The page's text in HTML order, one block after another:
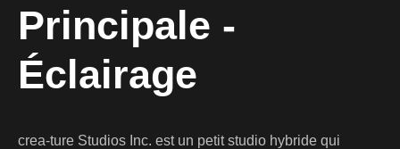
Principale -
Éclairage
crea-ture Studios Inc. est un petit studio hybride qui